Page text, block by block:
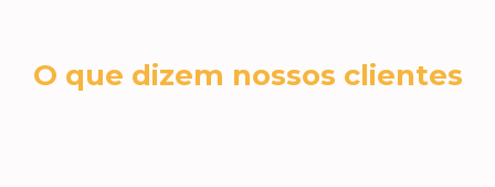
O que dizem nossos clientes